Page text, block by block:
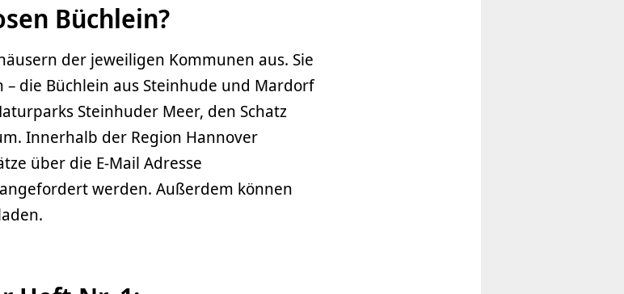
Büchlein?
der jeweiligen Kommunen aus. Sie
die Büchlein aus Steinhude und Mardorf
Steinhuder Meer, den Schatz
Innerhalb der Region Hannover
über die E-Mail Adresse
angefordert werden. Außerdem können